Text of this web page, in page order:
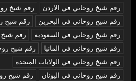
رقم شيخ روحاني في الاردن
رقم شيخ
رقم شيخ روحاني في البحرين
رقم شيخ
رقم شيخ روحاني في السعودية
رقم شيخ
رقم شيخ روحاني في المانيا
رقم شيخ
رقم شيخ روحاني في الولايات المتحدة
رقم شيخ روحاني في اليونان
رقم شيخ